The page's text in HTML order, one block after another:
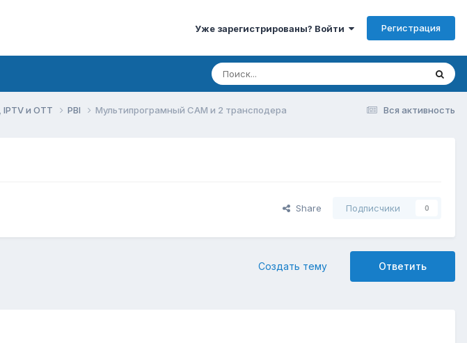
Уже зарегистрированы? Войти Регистрация
Вся активность
и OTT PBI Мультипрограмный CAM и 2 трансподера
Share Подписчики 0
Ответить
Создать тему